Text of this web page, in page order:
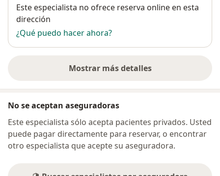
Disponibilidad
Este especialista no ofrece reserva online en esta
dirección
¿Qué puedo hacer ahora?
Mostrar más detalles
sobre la dirección
No se aceptan aseguradoras
Este especialista sólo acepta pacientes privados. Usted
puede pagar directamente para reservar, o encontrar
otro especialista que acepte su aseguradora.